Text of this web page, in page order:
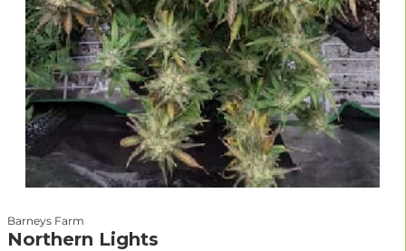
Barneys Farm
Northern Lights